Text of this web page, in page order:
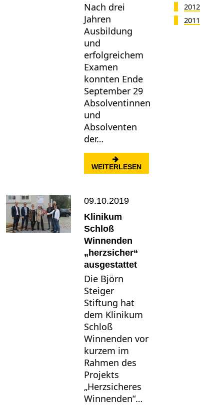
Nach drei
Jahren
Ausbildung
und
erfolgreichem
Examen
konnten Ende
September 29
Absolventinnen
und
Absolventen
der…
WEITERLESEN: ABSOLVENTINNEN
09.10.2019
Klinikum
Schloß
Winnenden
„herzsicher“
ausgestattet
Die Björn
Steiger
Stiftung hat
dem Klinikum
Schloß
Winnenden vor
kurzem im
Rahmen des
Projekts
„Herzsicheres
Winnenden“…
2012
2011